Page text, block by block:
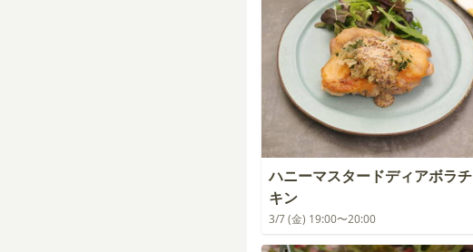
ハニーマスタードディアボラチ
キン
3/7 (金) 19:00〜20:00